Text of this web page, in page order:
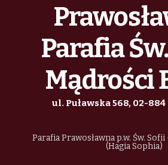
Parafia
Mądrości
ul. Puławska 568, 02-
Parafia Prawosławna p.w. Św.
(Hagia Sophia)